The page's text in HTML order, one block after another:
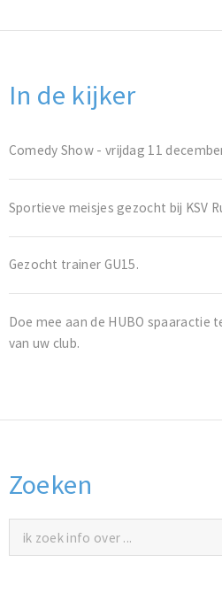
In de kijker
Comedy Show - vrijdag 11
Sportieve meisjes gezocht bij KSV
Gezocht trainer GU15.
Doe mee aan de HUBO spaaractie
van uw club.
Zoeken